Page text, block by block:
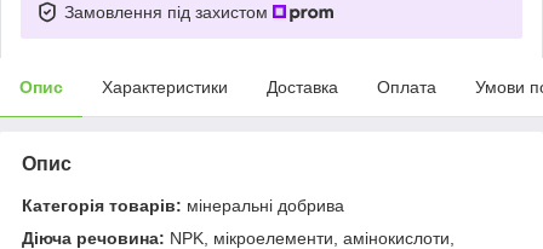
Замовлення під захистом
Опис Характеристики Доставка Оплата Умови
Опис
Категорія товарів: мінеральні добрива
Діюча речовина: NPK, мікроелементи, амінокислоти,